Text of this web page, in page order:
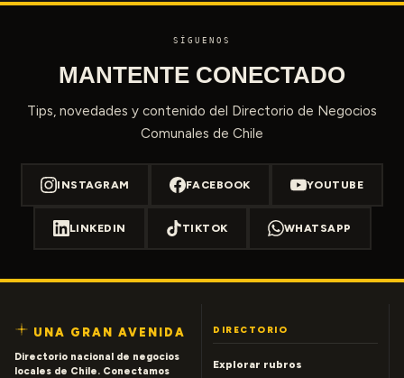
SÍGUENOS
MANTENTE CONECTADO
Tips, novedades y contenido del Directorio de Negocios
Comunales de Chile
INSTAGRAM FACEBOOK YOUTUBE
LINKEDIN TIKTOK WHATSAPP
UNA GRAN AVENIDA
Directorio nacional de negocios
locales de Chile. Conectamos
DIRECTORIO
Explorar rubros